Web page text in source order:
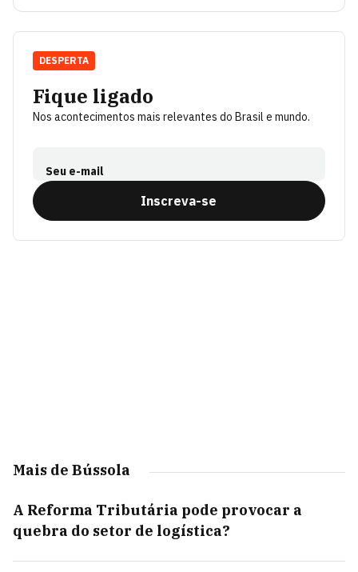
Fique ligado
Nos acontecimentos mais relevantes do Brasil e mundo.
Seu e-mail
Inscreva-se
DESPERTA
Mais de Bússola
A Reforma Tributária pode provocar a
quebra do setor de logística?